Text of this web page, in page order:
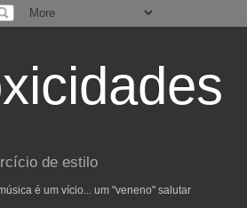
de estilo
é um vício... um "veneno" salutar